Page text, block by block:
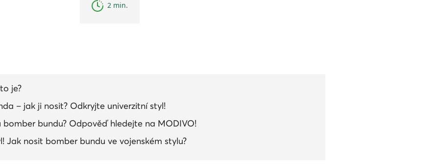
2 min.
je?
– jak ji nosit? Odkryjte univerzitní styl!
bomber bundu? Odpověď hledejte na MODIVO!
Jak nosit bomber bundu ve vojenském stylu?